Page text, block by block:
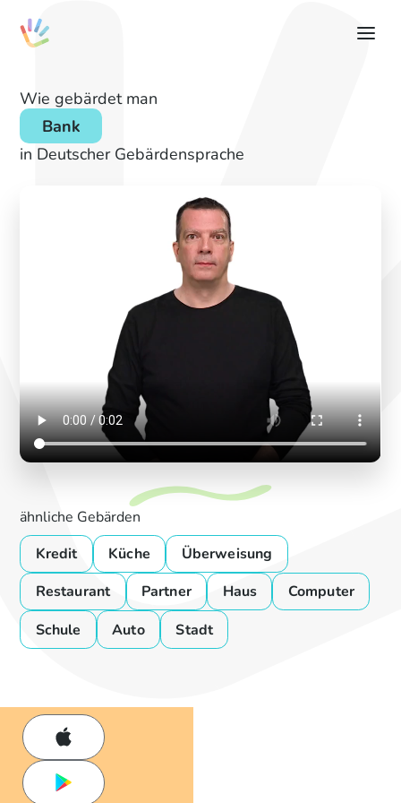
Wie gebärdet man
Bank
in Deutscher Gebärdensprache
ähnliche Gebärden
Kredit
Küche
Überweisung
Restaurant
Partner Haus
Computer
Schule
Auto Stadt